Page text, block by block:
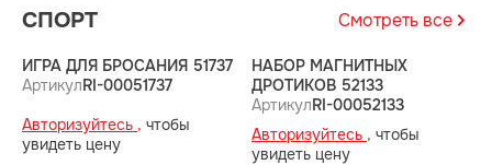
СПОРТ Смотреть все
ИГРА ДЛЯ БРОСАНИЯ 51737
АртикулRI-00051737
Авторизуйтесь , чтобы
увидеть цену
НАБОР МАГНИТНЫХ
ДРОТИКОВ 52133
АртикулRI-00052133
Авторизуйтесь , чтобы
увидеть цену